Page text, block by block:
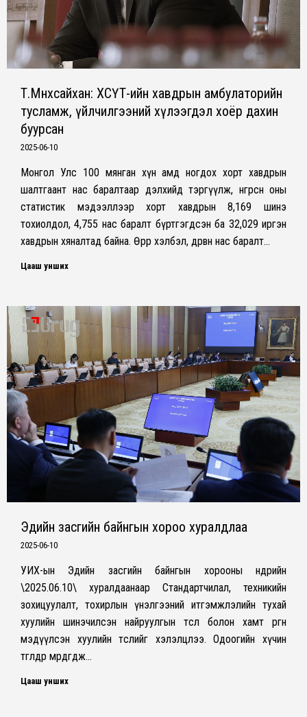
Т.Мөнхсайхан: ХСҮТ-ийн хавдрын амбулаторийн
тусламж, үйлчилгээний хүлээгдэл хоёр дахин
буурсан
2025-06-10
Монгол Улс 100 мянган хүн амд ногдох хорт хавдрын
шалтгаант нас баралтаар дэлхийд тэргүүлж, өнгөрсөн оны
статистик мэдээллээр хорт хавдрын 8,169 шинэ
тохиолдол, 4,755 нас баралт бүртгэгдсэн ба 32,029 иргэн
хавдрын хяналтад байна. Өөрөөр хэлбэл, дөрвөн нас баралт…
Цааш унших
Эдийн засгийн байнгын хороо хуралдлаа
2025-06-10
УИХ-ын Эдийн засгийн байнгын хорооны өнөөдрийн
\2025.06.10\ хуралдаанаар Стандартчилал, техникийн
зохицуулалт, тохирлын үнэлгээний итгэмжлэлийн тухай
хуулийн шинэчилсэн найруулгын төсөл болон хамт өргөн
мэдүүлсэн хуулийн төслийг хэлэлцлээ. Одоогийн хүчин
төгөлдөр мөрдөгдөж…
Цааш унших